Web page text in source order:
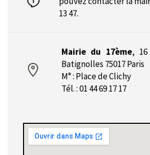
13 47.
Mairie du 17ème,
Batignolles 75017 Paris
M° : Place de Clichy
Tél. : 01 44 69 17 17